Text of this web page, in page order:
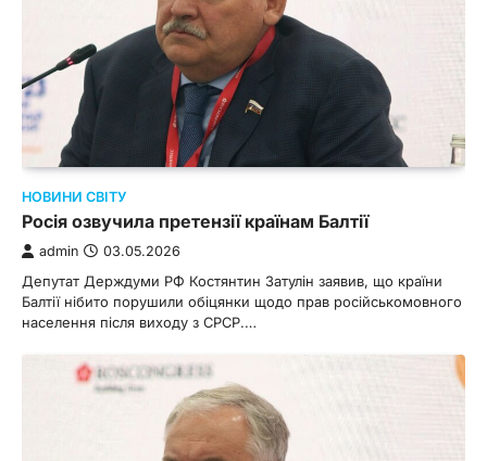
НОВИНИ СВІТУ
Росія озвучила претензії країнам Балтії
admin 03.05.2026
Депутат Держдуми РФ Костянтин Затулін заявив, що країни
Балтії нібито порушили обіцянки щодо прав російськомовного
населення після виходу з СРСР.…